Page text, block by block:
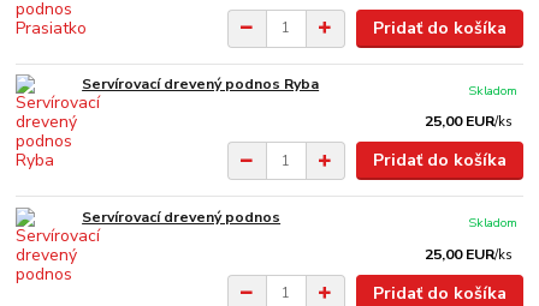
Pridať do košíka
Servírovací drevený podnos Ryba
25,00 EUR/ks
Skladom
Pridať do košíka
Servírovací drevený podnos
25,00 EUR/ks
Skladom
Pridať do košíka